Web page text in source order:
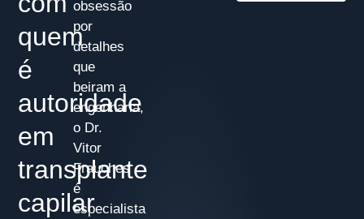
quem
é
autoridade
em
transplante
capilar
obsessão
por
detalhes
que
beiram a
engenharia,
o Dr.
Vitor
Frauches
é
especialista